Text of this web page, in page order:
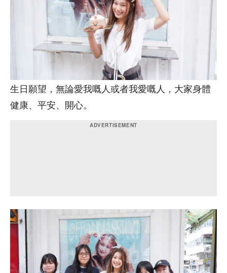
生日願望，無論愛我嘅人或者我愛嘅人，大家身體
健康、平安、開心。